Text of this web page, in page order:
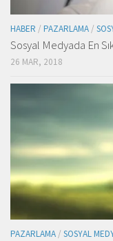
HABER / PAZARLAMA /
Sosyal Medyada En
26 MAR, 2018
PAZARLAMA / SOSYAL